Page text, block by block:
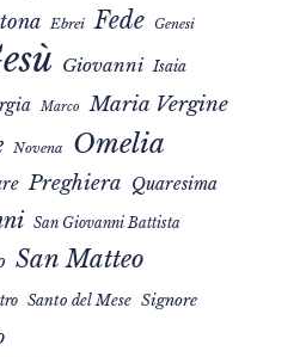
Ebrei Fede Genesi
Giovanni Isaia
Marco Maria Vergine
Novena Omelia
Preghiera Quaresima
San Giovanni Battista
San Matteo
Santo del Mese Signore